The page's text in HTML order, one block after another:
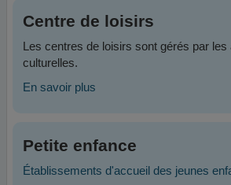
Centre de loisirs
Les centres de loisirs sont gérés par
culturelles.
En savoir plus
Petite enfance
Établissements d'accueil des jeunes